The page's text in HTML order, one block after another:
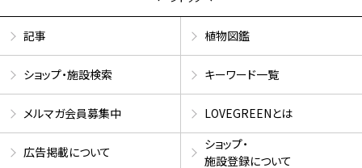
記事 植物図鑑
ショップ・施設検索 キーワード一覧
メルマガ会員募集中 LOVEGREENとは
広告掲載について
ショップ・
施設登録について